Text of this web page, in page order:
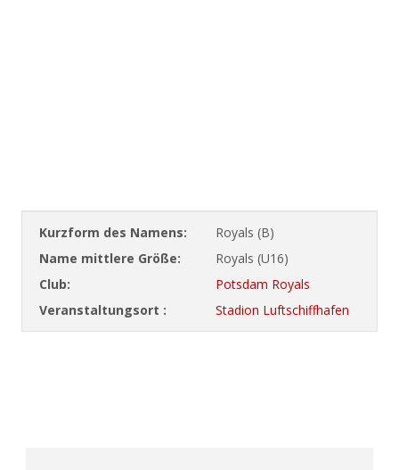
Kurzform des Namens:
Royals (B)
Name mittlere Größe:
Royals (U16)
Club:
Potsdam Royals
Veranstaltungsort :
Stadion Luftschiffhafen